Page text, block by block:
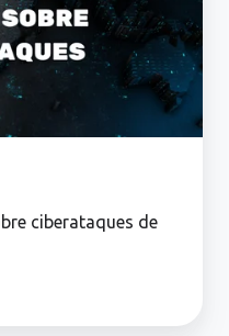
ciberataques de